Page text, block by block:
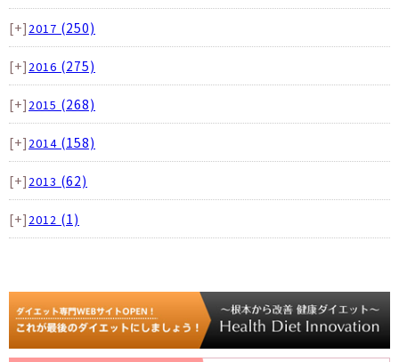
[+] 2017 (250)
[+] 2016 (275)
[+] 2015 (268)
[+] 2014 (158)
[+] 2013 (62)
[+] 2012 (1)